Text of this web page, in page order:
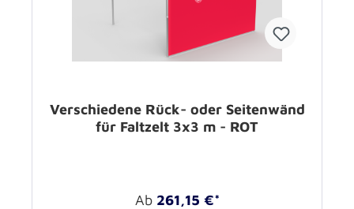
Verschiedene Rück- oder Seitenwänd
für Faltzelt 3x3 m - ROT
Ab 261,15 €*